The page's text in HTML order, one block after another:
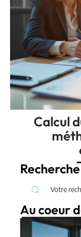
Calcul
Recherche
Au coeur